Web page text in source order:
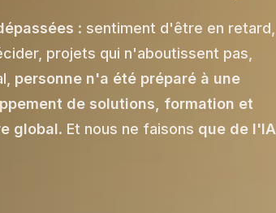
: sentiment d'être en retard,
projets qui n'aboutissent pas,
personne n'a été préparé à une
de solutions, formation et
global. Et nous ne faisons que de l'IA